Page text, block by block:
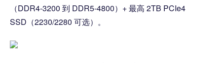
（DDR4-3200 到 DDR5-4800）+ 最高 2TB PCIe4
SSD（2230/2280 可选）。